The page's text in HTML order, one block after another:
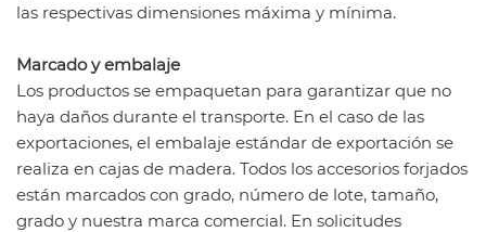
las respectivas dimensiones máxima y mínima.
Marcado y embalaje
Los productos se empaquetan para garantizar que no
haya daños durante el transporte. En el caso de las
exportaciones, el embalaje estándar de exportación se
realiza en cajas de madera. Todos los accesorios forjados
están marcados con grado, número de lote, tamaño,
grado y nuestra marca comercial. En solicitudes